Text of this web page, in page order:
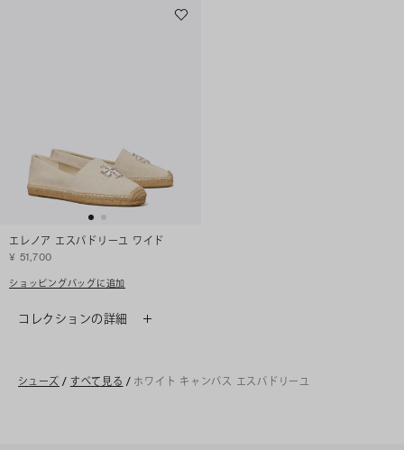
エレノア エスパドリーユ ワイド
¥ 51,700
ショッピングバッグに追加
コレクションの詳細
シューズ / すべて見る / ホワイト キャンバス エスパドリーユ